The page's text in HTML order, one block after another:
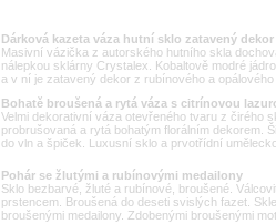
Dárková kazeta váza hutní sklo zatavený dekor
Masivní vázička z autorského hutního skla
nálepkou sklárny Crystalex. Kobaltově modré
a v ní je zatavený dekor z rubínového a opálového
Bohatě broušená a rytá váza s citrínovou
Velmi dekorativní váza otevřeného tvaru z čirého
probrušovaná a rytá bohatým florálním dekorem.
do vln a špiček. Luxusní sklo a prvotřídní
Pohár se žlutými a rubínovými medailony
Sklo bezbarvé, žluté a rubínové, broušené.
prstencem. Broušená do deseti svislých fazet.
broušenými medailony. Zdobenými broušenými